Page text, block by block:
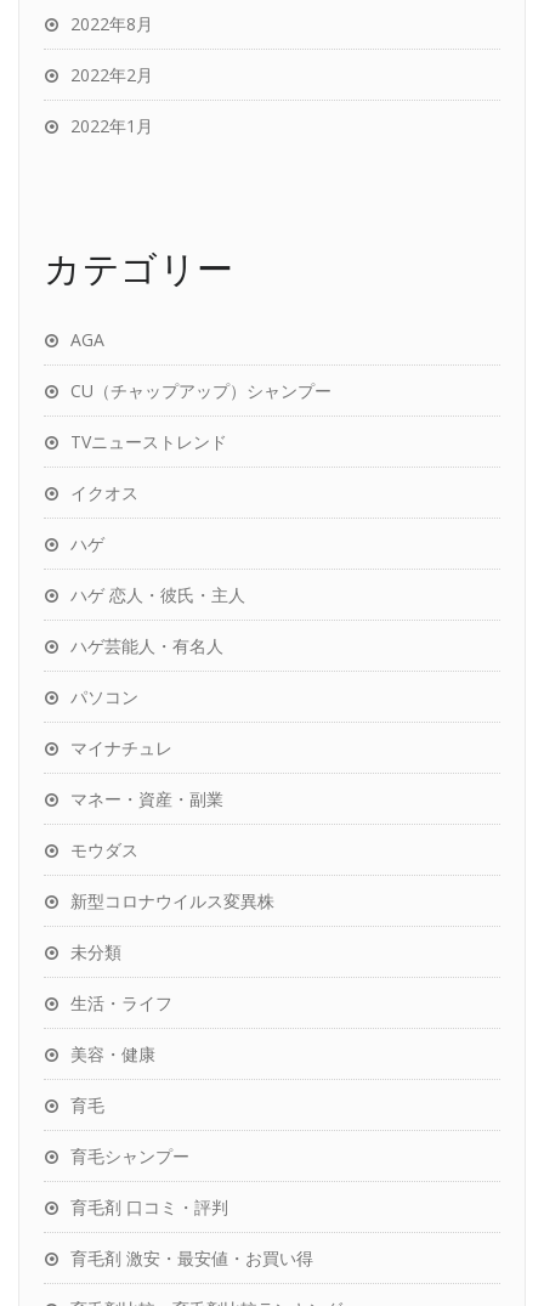
2022年8月
2022年2月
2022年1月
カテゴリー
AGA
CU（チャップアップ）シャンプー
TVニューストレンド
イクオス
ハゲ
ハゲ 恋人・彼氏・主人
ハゲ芸能人・有名人
パソコン
マイナチュレ
マネー・資産・副業
モウダス
新型コロナウイルス変異株
未分類
生活・ライフ
美容・健康
育毛
育毛シャンプー
育毛剤 口コミ・評判
育毛剤 激安・最安値・お買い得